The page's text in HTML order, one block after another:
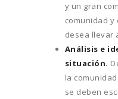
y un gran
comunidad y
desea llevar
Análisis e
situación.
la
se deben